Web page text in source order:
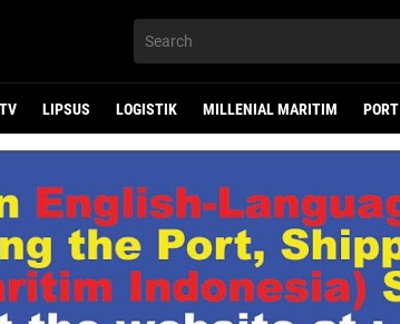
LIPSUS LOGISTIK MILLENIAL MARITIM PORT